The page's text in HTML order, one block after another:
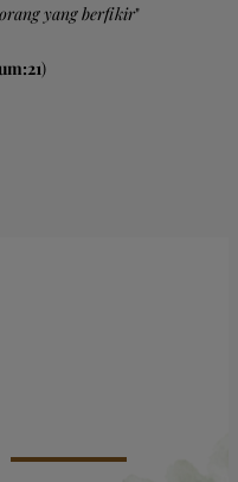
yang berfikir"
)